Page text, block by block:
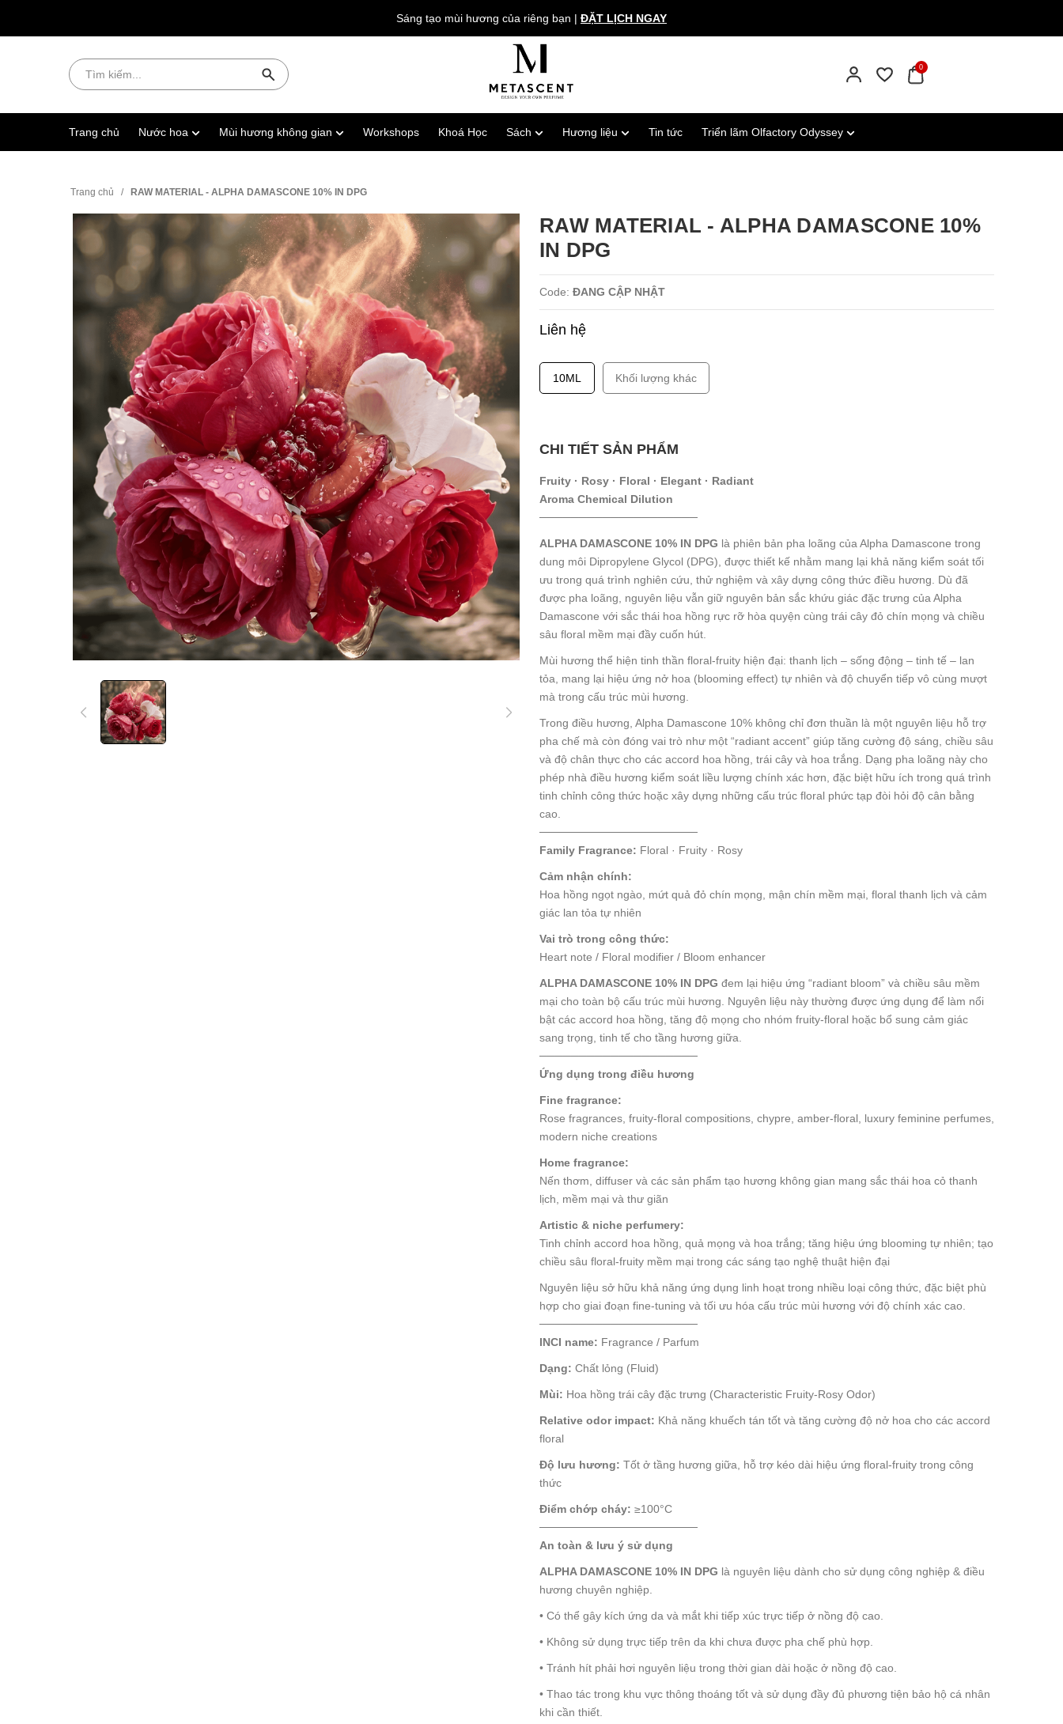
Sáng tạo mùi hương của riêng bạn | ĐẶT LỊCH NGAY
0
Trang chủ Nước hoa Mùi hương không gian Workshops Khoá Học Sách Hương liệu Tin tức Triển lãm Olfactory Odyssey
Trang chủ / RAW MATERIAL - ALPHA DAMASCONE 10% IN DPG
RAW MATERIAL - ALPHA DAMASCONE 10%
IN DPG
Code: ĐANG CẬP NHẬT
Liên hệ
10ML Khối lượng khác
CHI TIẾT SẢN PHẨM
Fruity · Rosy · Floral · Elegant · Radiant
Aroma Chemical Dilution
────────────────────
ALPHA DAMASCONE 10% IN DPG là phiên bản pha loãng của Alpha Damascone trong
dung môi Dipropylene Glycol (DPG), được thiết kế nhằm mang lại khả năng kiểm soát tối
ưu trong quá trình nghiên cứu, thử nghiệm và xây dựng công thức điều hương. Dù đã
được pha loãng, nguyên liệu vẫn giữ nguyên bản sắc khứu giác đặc trưng của Alpha
Damascone với sắc thái hoa hồng rực rỡ hòa quyện cùng trái cây đỏ chín mọng và chiều
sâu floral mềm mại đầy cuốn hút.
Mùi hương thể hiện tinh thần floral-fruity hiện đại: thanh lịch – sống động – tinh tế – lan
tỏa, mang lại hiệu ứng nở hoa (blooming effect) tự nhiên và độ chuyển tiếp vô cùng mượt
mà trong cấu trúc mùi hương.
Trong điều hương, Alpha Damascone 10% không chỉ đơn thuần là một nguyên liệu hỗ trợ
pha chế mà còn đóng vai trò như một “radiant accent” giúp tăng cường độ sáng, chiều sâu
và độ chân thực cho các accord hoa hồng, trái cây và hoa trắng. Dạng pha loãng này cho
phép nhà điều hương kiểm soát liều lượng chính xác hơn, đặc biệt hữu ích trong quá trình
tinh chỉnh công thức hoặc xây dựng những cấu trúc floral phức tạp đòi hỏi độ cân bằng
cao.
────────────────────
Family Fragrance: Floral · Fruity · Rosy
Cảm nhận chính:
Hoa hồng ngọt ngào, mứt quả đỏ chín mọng, mận chín mềm mại, floral thanh lịch và cảm
giác lan tỏa tự nhiên
Vai trò trong công thức:
Heart note / Floral modifier / Bloom enhancer
ALPHA DAMASCONE 10% IN DPG đem lại hiệu ứng “radiant bloom” và chiều sâu mềm
mại cho toàn bộ cấu trúc mùi hương. Nguyên liệu này thường được ứng dụng để làm nổi
bật các accord hoa hồng, tăng độ mọng cho nhóm fruity-floral hoặc bổ sung cảm giác
sang trọng, tinh tế cho tầng hương giữa.
────────────────────
Ứng dụng trong điều hương
Fine fragrance:
Rose fragrances, fruity-floral compositions, chypre, amber-floral, luxury feminine perfumes,
modern niche creations
Home fragrance:
Nến thơm, diffuser và các sản phẩm tạo hương không gian mang sắc thái hoa cỏ thanh
lịch, mềm mại và thư giãn
Artistic & niche perfumery:
Tinh chỉnh accord hoa hồng, quả mọng và hoa trắng; tăng hiệu ứng blooming tự nhiên; tạo
chiều sâu floral-fruity mềm mại trong các sáng tạo nghệ thuật hiện đại
Nguyên liệu sở hữu khả năng ứng dụng linh hoạt trong nhiều loại công thức, đặc biệt phù
hợp cho giai đoạn fine-tuning và tối ưu hóa cấu trúc mùi hương với độ chính xác cao.
────────────────────
INCI name: Fragrance / Parfum
Dạng: Chất lỏng (Fluid)
Mùi: Hoa hồng trái cây đặc trưng (Characteristic Fruity-Rosy Odor)
Relative odor impact: Khả năng khuếch tán tốt và tăng cường độ nở hoa cho các accord
floral
Độ lưu hương: Tốt ở tầng hương giữa, hỗ trợ kéo dài hiệu ứng floral-fruity trong công
thức
Điểm chớp cháy: ≥100°C
────────────────────
An toàn & lưu ý sử dụng
ALPHA DAMASCONE 10% IN DPG là nguyên liệu dành cho sử dụng công nghiệp & điều
hương chuyên nghiệp.
• Có thể gây kích ứng da và mắt khi tiếp xúc trực tiếp ở nồng độ cao.
• Không sử dụng trực tiếp trên da khi chưa được pha chế phù hợp.
• Tránh hít phải hơi nguyên liệu trong thời gian dài hoặc ở nồng độ cao.
• Thao tác trong khu vực thông thoáng tốt và sử dụng đầy đủ phương tiện bảo hộ cá nhân
khi cần thiết.